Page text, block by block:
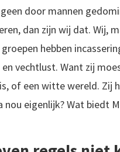
door mannen
dan zijn wij dat. Wij,
hebben
vechtlust. Want zij
of een witte wereld. Zij
eigenlijk? Wat biedt